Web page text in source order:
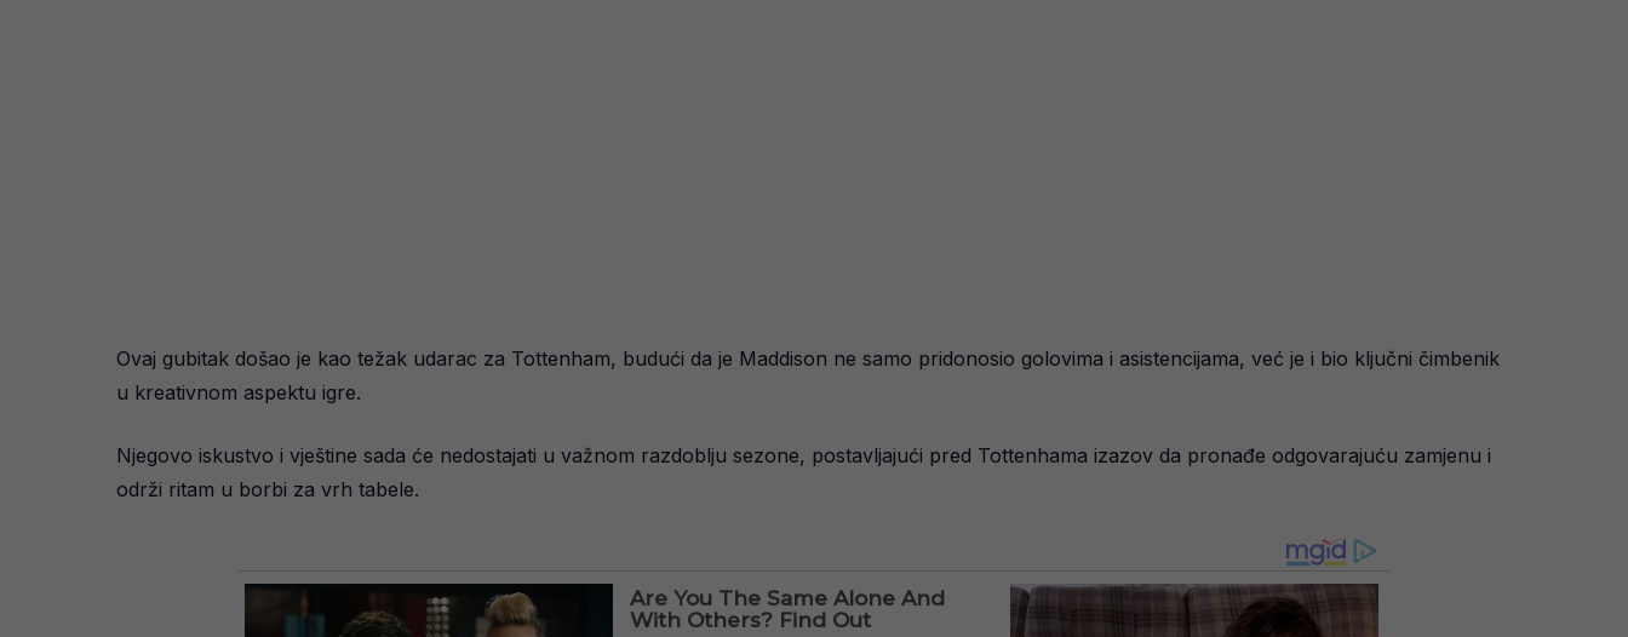
Ovaj gubitak došao je kao težak udarac za Tottenham, budući da je Maddison ne samo pridonosio golovima i asistencijama, već je i bio ključni čimbenik
u kreativnom aspektu igre.
Njegovo iskustvo i vještine sada će nedostajati u važnom razdoblju sezone, postavljajući pred Tottenhama izazov da pronađe odgovarajuću zamjenu i
održi ritam u borbi za vrh tabele.